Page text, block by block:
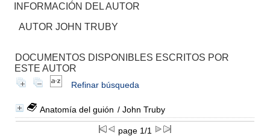
INFORMACIÓN DEL AUTOR
AUTOR JOHN TRUBY
DOCUMENTOS DISPONIBLES ESCRITOS POR
ESTE AUTOR
Refinar búsqueda
Anatomía del guión / John Truby
page 1/1